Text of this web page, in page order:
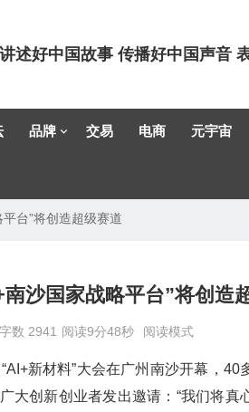
讲述好中国故事 传播好中国声音
品牌 交易 电商 元宇宙
台”将创造超级赛道
沙国家战略平台”将创造
字数 2941 阅读9分48秒 阅读模式
新材料”大会在广州南沙开幕，40
大创新创业者发出邀请：“我们将真